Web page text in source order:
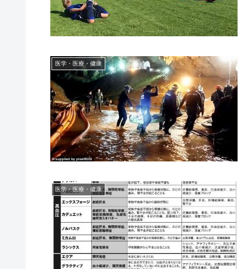
医学・医療・健康
医学・医療・健康